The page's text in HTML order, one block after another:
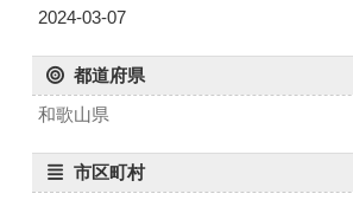
2024-03-07
都道府県
和歌山県
市区町村